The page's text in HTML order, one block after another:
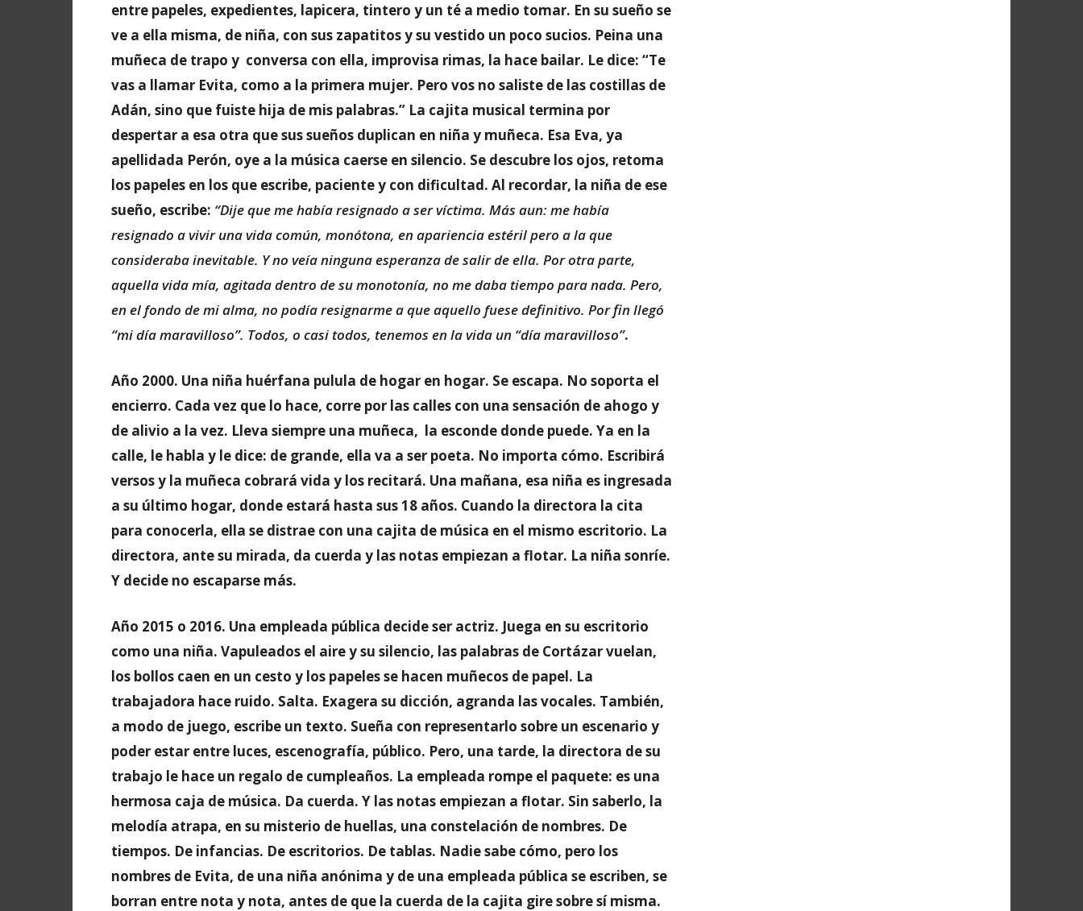
entre papeles, expedientes, lapicera, tintero y un té a medio tomar. En su sueño se
ve a ella misma, de niña, con sus zapatitos y su vestido un poco sucios. Peina una
muñeca de trapo y conversa con ella, improvisa rimas, la hace bailar. Le dice: “Te
vas a llamar Evita, como a la primera mujer. Pero vos no saliste de las costillas de
Adán, sino que fuiste hija de mis palabras.” La cajita musical termina por
despertar a esa otra que sus sueños duplican en niña y muñeca. Esa Eva, ya
apellidada Perón, oye a la música caerse en silencio. Se descubre los ojos, retoma
los papeles en los que escribe, paciente y con dificultad. Al recordar, la niña de ese
sueño, escribe: “Dije que me había resignado a ser víctima. Más aun: me había
resignado a vivir una vida común, monótona, en apariencia estéril pero a la que
consideraba inevitable. Y no veía ninguna esperanza de salir de ella. Por otra parte,
aquella vida mía, agitada dentro de su monotonía, no me daba tiempo para nada. Pero,
en el fondo de mi alma, no podía resignarme a que aquello fuese definitivo. Por fin llegó
“mi día maravilloso”. Todos, o casi todos, tenemos en la vida un “día maravilloso”.
Año 2000. Una niña huérfana pulula de hogar en hogar. Se escapa. No soporta el
encierro. Cada vez que lo hace, corre por las calles con una sensación de ahogo y
de alivio a la vez. Lleva siempre una muñeca, la esconde donde puede. Ya en la
calle, le habla y le dice: de grande, ella va a ser poeta. No importa cómo. Escribirá
versos y la muñeca cobrará vida y los recitará. Una mañana, esa niña es ingresada
a su último hogar, donde estará hasta sus 18 años. Cuando la directora la cita
para conocerla, ella se distrae con una cajita de música en el mismo escritorio. La
directora, ante su mirada, da cuerda y las notas empiezan a flotar. La niña sonríe.
Y decide no escaparse más.
Año 2015 o 2016. Una empleada pública decide ser actriz. Juega en su escritorio
como una niña. Vapuleados el aire y su silencio, las palabras de Cortázar vuelan,
los bollos caen en un cesto y los papeles se hacen muñecos de papel. La
trabajadora hace ruido. Salta. Exagera su dicción, agranda las vocales. También,
a modo de juego, escribe un texto. Sueña con representarlo sobre un escenario y
poder estar entre luces, escenografía, público. Pero, una tarde, la directora de su
trabajo le hace un regalo de cumpleaños. La empleada rompe el paquete: es una
hermosa caja de música. Da cuerda. Y las notas empiezan a flotar. Sin saberlo, la
melodía atrapa, en su misterio de huellas, una constelación de nombres. De
tiempos. De infancias. De escritorios. De tablas. Nadie sabe cómo, pero los
nombres de Evita, de una niña anónima y de una empleada pública se escriben, se
borran entre nota y nota, antes de que la cuerda de la cajita gire sobre sí misma.